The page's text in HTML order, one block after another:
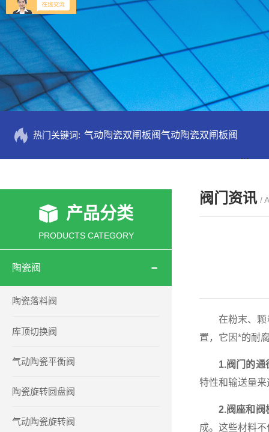
热门关键词: 气动陶瓷双闸板阀气动陶瓷双闸板阀
产品分类
PRODUCTS CATEGORY
陶瓷阀
陶瓷落料阀
库顶切换阀
气动陶瓷平衡阀
陶瓷旋转圆盘阀
气动陶瓷旋转阀
阀门资讯 /
在粉末、颗
置，它因*的耐
1.阀门的通
特性和输送量
2.阀座和阀
成。这些材料